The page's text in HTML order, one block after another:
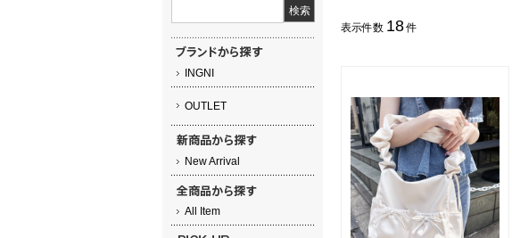
INGNI
OUTLET
New Arrival
All Item
表示件数 18 件